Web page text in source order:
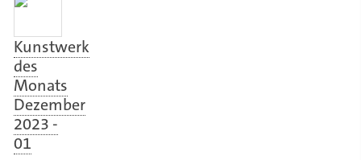
Kunstwerk
des
Monats
Dezember
2023 -
01